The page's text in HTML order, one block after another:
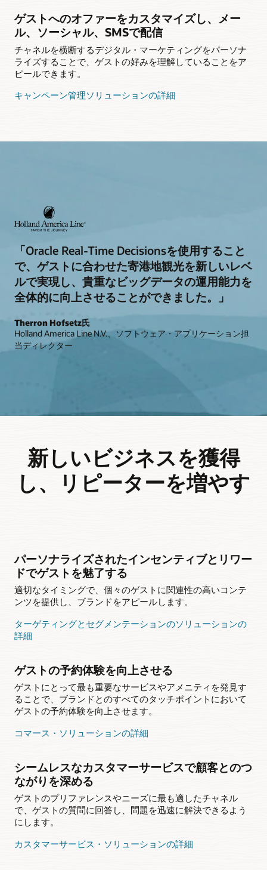
ゲストへのオファーをカスタマイズし、メー
ル、ソーシャル、SMSで配信
チャネルを横断するデジタル・マーケティングをパーソナ
ライズすることで、ゲストの好みを理解していることをア
ピールできます。
キャンペーン管理ソリューションの詳細
「Oracle Real-Time Decisionsを使用すること
で、ゲストに合わせた寄港地観光を新しいレベ
ルで実現し、貴重なビッグデータの運用能力を
全体的に向上させることができました。」
Therron Hofsetz氏
Holland America Line N.V.、ソフトウェア・アプリケーション担
当ディレクター
新しいビジネスを獲得
し、リピーターを増やす
パーソナライズされたインセンティブとリワー
ドでゲストを魅了する
適切なタイミングで、個々のゲストに関連性の高いコンテ
ンツを提供し、ブランドをアピールします。
ターゲティングとセグメンテーションのソリューションの
詳細
ゲストの予約体験を向上させる
ゲストにとって最も重要なサービスやアメニティを発見す
ることで、ブランドとのすべてのタッチポイントにおいて
ゲストの予約体験を向上させます。
コマース・ソリューションの詳細
シームレスなカスタマーサービスで顧客とのつ
ながりを深める
ゲストのプリファレンスやニーズに最も適したチャネル
で、ゲストの質問に回答し、問題を迅速に解決できるよう
にします。
カスタマーサービス・ソリューションの詳細